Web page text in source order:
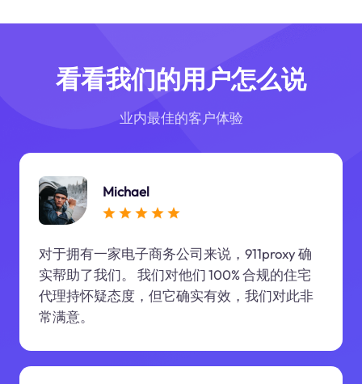
看看我们的用户怎么说
业内最佳的客户体验
Michael
对于拥有一家电子商务公司来说，911proxy 确
实帮助了我们。 我们对他们 100% 合规的住宅
代理持怀疑态度，但它确实有效，我们对此非
常满意。